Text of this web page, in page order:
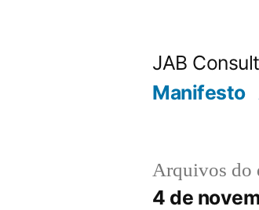
JAB
Manifesto
Arquivos do
4 de